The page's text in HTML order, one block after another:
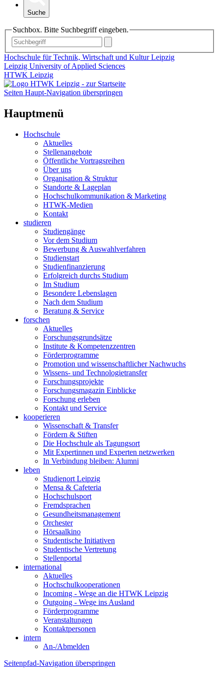
Suche
Suchbox. Bitte Suchbegriff eingeben.
Hochschule für Technik, Wirtschaft und Kultur Leipzig
Leipzig University of Applied Sciences
HTWK Leipzig
Seiten Haupt-Navigation überspringen
Hauptmenü
Hochschule
Aktuelles
Stellenangebote
Öffentliche Vortragsreihen
Über uns
Organisation & Struktur
Standorte & Lageplan
Hochschulkommunikation & Marketing
HTWK-Medien
Kontakt
studieren
Studiengänge
Vor dem Studium
Bewerbung & Auswahlverfahren
Studienstart
Studienfinanzierung
Erfolgreich durchs Studium
Im Studium
Besondere Lebenslagen
Nach dem Studium
Beratung & Service
forschen
Aktuelles
Forschungsgrundsätze
Institute & Kompetenzzentren
Förderprogramme
Promotion und wissenschaftlicher Nachwuchs
Wissens- und Technologietransfer
Forschungsprojekte
Forschungsmagazin Einblicke
Forschung erleben
Kontakt und Service
kooperieren
Wissenschaft & Transfer
Fördern & Stiften
Die Hochschule als Tagungsort
Mit Expertinnen und Experten netzwerken
In Verbindung bleiben: Alumni
leben
Studienort Leipzig
Mensa & Cafeteria
Hochschulsport
Fremdsprachen
Gesundheitsmanagement
Orchester
Hörsaalkino
Studentische Initiativen
Studentische Vertretung
Stellenportal
international
Aktuelles
Hochschulkooperationen
Incoming - Wege an die HTWK Leipzig
Outgoing - Wege ins Ausland
Förderprogramme
Veranstaltungen
Kontaktpersonen
intern
An-/Abmelden
Seitenpfad-Navigation überspringen